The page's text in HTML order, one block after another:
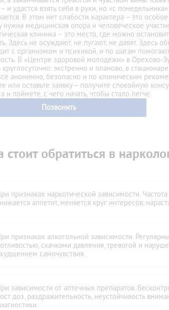
дом
организма от алкоголя
запоя
нарколога
похмелья
Налтрексоном
Кодирование на
Лазерное
Методом SIT (MST)
и удастся взять себя в руки, но «с
В этом нет слабости характера – это
нужна медицинская опора и человеческое
клиника – это место, где можно
Здесь не осуждают, не пугают, не давят. Здесь
с организмом и психикой, и по шагам
В «Центре здоровой молодёжи» в
круглосуточно: экстренно и планово, в
анонимно, безопасно и по клиническим
или оставьте заявку – получите спокойную
и поймёте, с чего начать, чтобы стало легче.
Позвонить
стоит обратиться в
признаках наркотической зависимости.
аппетит, меняется круг интересов,
признаках алкогольной зависимости.
скачками давления, тревогой и
самочувствия.
зависимости от аптечных препаратов.
доз, раздражительность, неустойчивость